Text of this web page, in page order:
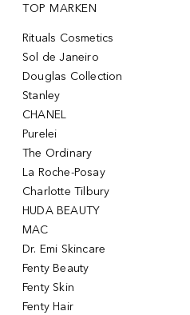
TOP MARKEN
Rituals Cosmetics
Sol de Janeiro
Douglas Collection
Stanley
CHANEL
Purelei
The Ordinary
La Roche-Posay
Charlotte Tilbury
HUDA BEAUTY
MAC
Dr. Emi Skincare
Fenty Beauty
Fenty Skin
Fenty Hair